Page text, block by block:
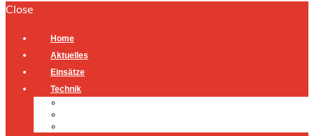
Close
Home
Aktuelles
Einsätze
Technik